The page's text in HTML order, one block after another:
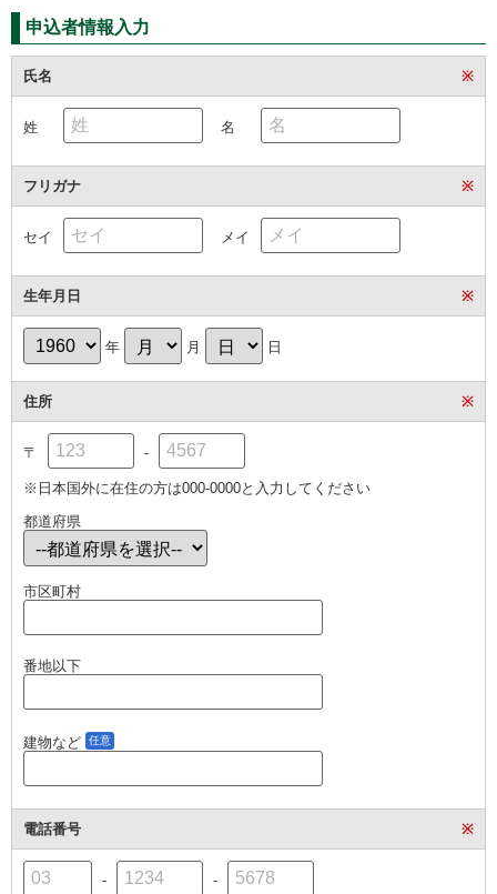
申込者情報入力
氏名 ※
姓 名
フリガナ ※
セイ メイ
生年月日 ※
年 月 日
住所 ※
〒 -
※日本国外に在住の方は000-0000と入力してください
都道府県
市区町村
番地以下
建物など 任意
電話番号 ※
- -